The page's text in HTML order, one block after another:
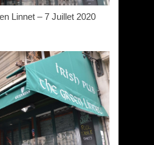
Linnet – 7 Juillet 2020